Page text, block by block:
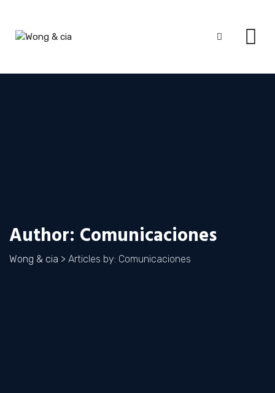
content
Author: Comunicaciones
Wong & cia > Articles by: Comunicaciones